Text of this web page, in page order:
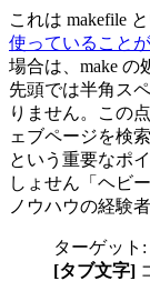
これは makefile
使っていること
場合は、make
先頭では半角ス
りません。この
ェブページを検
という重要なポ
しょせん「ヘビ
ノウハウの経験
ターゲット
[タブ文字]